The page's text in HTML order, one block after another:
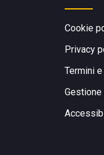
Cookie
Privacy
Termini